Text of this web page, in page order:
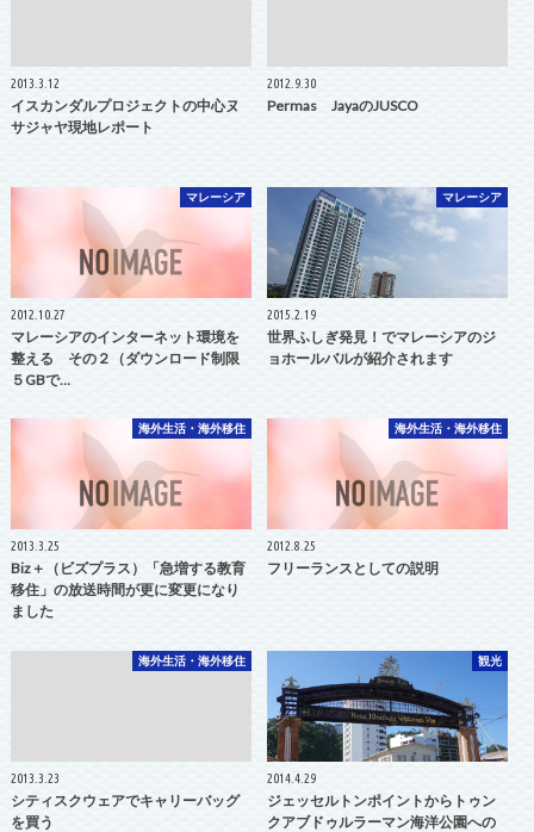
2013.3.12
イスカンダルプロジェクトの中心ヌ
サジャヤ現地レポート
2012.9.30
Permas JayaのJUSCO
マレーシア
2012.10.27
マレーシアのインターネット環境を
整える その２（ダウンロード制限
５GBで…
マレーシア
2015.2.19
世界ふしぎ発見！でマレーシアのジ
ョホールバルが紹介されます
海外生活・海外移住
2013.3.25
Biz＋（ビズプラス）「急増する教育
移住」の放送時間が更に変更になり
ました
海外生活・海外移住
2012.8.25
フリーランスとしての説明
海外生活・海外移住
2013.3.23
シティスクウェアでキャリーバッグ
を買う
観光
2014.4.29
ジェッセルトンポイントからトゥン
クアブドゥルラーマン海洋公園への